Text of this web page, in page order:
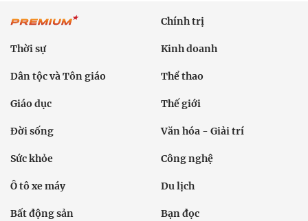
Chính trị
Thời sự Kinh doanh
Dân tộc và Tôn giáo Thể thao
Giáo dục Thế giới
Đời sống Văn hóa - Giải trí
Sức khỏe Công nghệ
Ô tô xe máy Du lịch
Bất động sản Bạn đọc